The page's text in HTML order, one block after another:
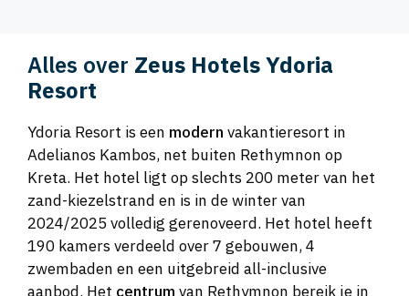
Alles over Zeus Hotels Ydoria
Resort
Ydoria Resort is een modern vakantieresort in
Adelianos Kambos, net buiten Rethymnon op
Kreta. Het hotel ligt op slechts 200 meter van het
zand-kiezelstrand en is in de winter van
2024/2025 volledig gerenoveerd. Het hotel heeft
190 kamers verdeeld over 7 gebouwen, 4
zwembaden en een uitgebreid all-inclusive
aanbod. Het centrum van Rethymnon bereik je in